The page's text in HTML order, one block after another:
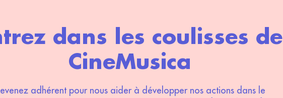
dans les coulisses de
CineMusica
adhérent pour nous aider à développer nos actions dans le